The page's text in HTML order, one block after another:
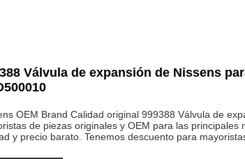
Válvula de expansión de Nissens
OEM Brand Calidad original 999388 Válvula de
de piezas originales y OEM para las
y precio barato. Tenemos descuento para